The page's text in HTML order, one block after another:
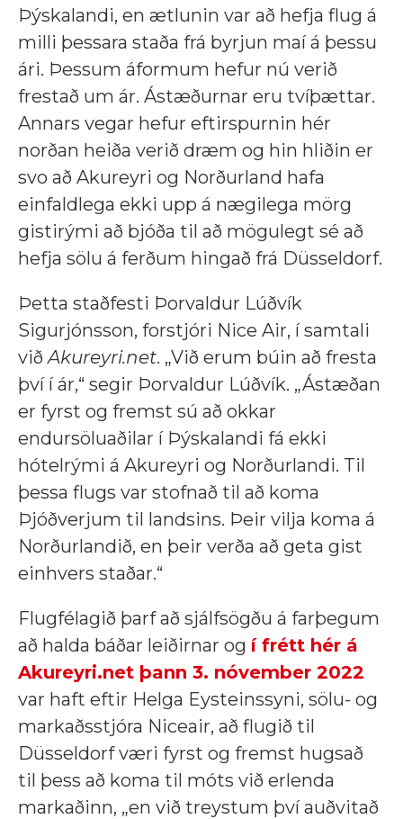
Þýskalandi, en ætlunin var að hefja flug á
milli þessara staða frá byrjun maí á þessu
ári. Þessum áformum hefur nú verið
frestað um ár. Ástæðurnar eru tvíþættar.
Annars vegar hefur eftirspurnin hér
norðan heiða verið dræm og hin hliðin er
svo að Akureyri og Norðurland hafa
einfaldlega ekki upp á nægilega mörg
gistirými að bjóða til að mögulegt sé að
hefja sölu á ferðum hingað frá Düsseldorf.
Þetta staðfesti Þorvaldur Lúðvík
Sigurjónsson, forstjóri Nice Air, í samtali
viðAkureyri.net. „Við erum búin að fresta
því í ár,“ segir Þorvaldur Lúðvík. „Ástæðan
er fyrst og fremst sú að okkar
endursöluaðilar í Þýskalandi fá ekki
hótelrými á Akureyri og Norðurlandi. Til
þessa flugs var stofnað til að koma
Þjóðverjum til landsins. Þeir vilja koma á
Norðurlandið, en þeir verða að geta gist
einhvers staðar.“
Flugfélagið þarf að sjálfsögðu á farþegum
að halda báðar leiðirnar og í frétt hér á
Akureyri.net þann 3. nóvember 2022
var haft eftir Helga Eysteinssyni, sölu- og
markaðsstjóra Niceair, að flugið til
Düsseldorf væri fyrst og fremst hugsað
til þess að koma til móts við erlenda
markaðinn, „en við treystum því auðvitað